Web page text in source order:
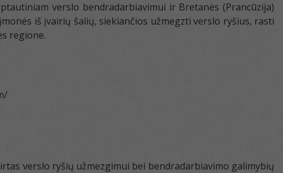
verslo bendradarbiavimui ir Bretanės (Prancūzija)
iš įvairių šalių, siekiančios užmegzti verslo ryšius, rasti
regione.
verslo ryšių užmezgimui bei bendradarbiavimo galimybių